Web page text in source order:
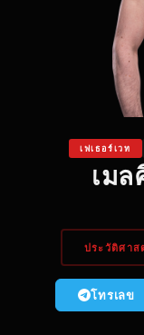
เฟเธอร์เวท
เม
ประวัติศาส
โทรเลข